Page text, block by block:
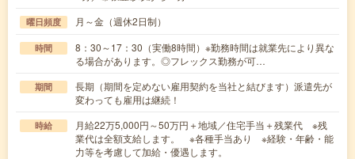
曜日頻度 月～金（週休2日制）
時間
8：30～17：30（実働8時間）※勤務時間は就業先により異な
る場合があります。◎フレックス勤務が可…
期間
長期（期間を定めない雇用契約を当社と結びます）派遣先が
変わっても雇用は継続！
時給
月給22万5,000円～50万円＋地域／住宅手当＋残業代 ※残
業代は全額支給します。 ※各種手当あり ※経験・年齢・能
力等を考慮して加給・優遇します。